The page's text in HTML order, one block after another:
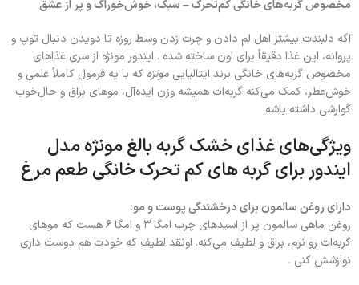
مخصوص گربه‌های خانگی کم‌تحرک – سبک، خوش‌خوراک و پر از عشق
اگه دلبندت بیشتر اهل لم دادن و چرت زدن وسط روزه تا دویدن دنبال توپ و
پروانه، این غذا دقیقاً برای اون ساخته شده . ایندور مونژه از سری غذاهای
مخصوص گربه‌های خانگی برند ایتالیایی مونژه که با یه فرمول کاملاً علمی و
خوش‌عطر، کمک می‌کنه گربه‌ات همیشه وزن ایده‌آل، موهای براق و حال‌خوب
گوارشی داشته باشه.
ویژگی‌های غذای خشک گربه بالغ مونژه مدل
ایندور برای گربه های کم تحرک خانگی طعم مرغ
دارای روغن سالمون برای درخشندگی پوست و مو:
روغن ماهی سالمون پر از اسیدهای چرب امگا ۳ و امگا ۶ هست که موهای
گربه‌ات رو نرم، براق و لطیف می‌کنه. اونقد لطیف که خودت هم دوست داری
نوازشش کنی .